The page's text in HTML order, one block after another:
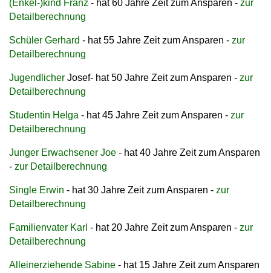
(Enkel-)kind Franz - hat 60 Jahre Zeit zum Ansparen - zur
Detailberechnung
Schüler Gerhard - hat 55 Jahre Zeit zum Ansparen - zur
Detailberechnung
Jugendlicher Josef- hat 50 Jahre Zeit zum Ansparen - zur
Detailberechnung
Studentin Helga - hat 45 Jahre Zeit zum Ansparen - zur
Detailberechnung
Junger Erwachsener Joe - hat 40 Jahre Zeit zum Ansparen
- zur Detailberechnung
Single Erwin - hat 30 Jahre Zeit zum Ansparen - zur
Detailberechnung
Familienvater Karl - hat 20 Jahre Zeit zum Ansparen - zur
Detailberechnung
Alleinerziehende Sabine - hat 15 Jahre Zeit zum Ansparen